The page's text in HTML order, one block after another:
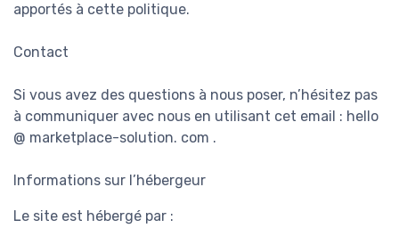
apportés à cette politique.
Contact
Si vous avez des questions à nous poser, n’hésitez pas
à communiquer avec nous en utilisant cet email : hello
@ marketplace-solution. com .
Informations sur l’hébergeur
Le site est hébergé par :